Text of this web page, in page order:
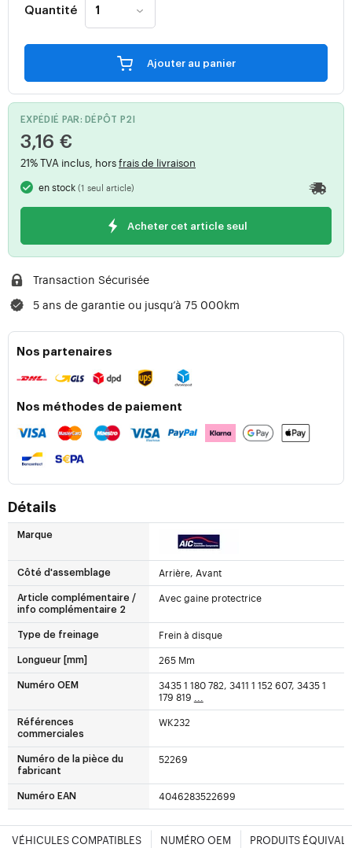
Quantité
Ajouter au panier
EXPÉDIÉ PAR: DÉPÔT P2I
3,16 €
21% TVA inclus, horsfrais de livraison
en stock(1 seul article)
Acheter cet article seul
Transaction Sécurisée
5 ans de garantie ou jusqu’à 75 000km
Nos partenaires
Nos méthodes de paiement
Détails
Marque
Côté d'assemblage Arrière, Avant
Article complémentaire /
info complémentaire 2
Avec gaine protectrice
Type de freinage Frein à disque
Longueur [mm] 265 Mm
Numéro OEM
3435 1 180 782, 3411 1 152 607, 3435 1
179 819 ...
Références
commerciales
WK232
Numéro de la pièce du
fabricant
52269
Numéro EAN 4046283522699
VÉHICULES COMPATIBLES NUMÉRO OEM PRODUITS